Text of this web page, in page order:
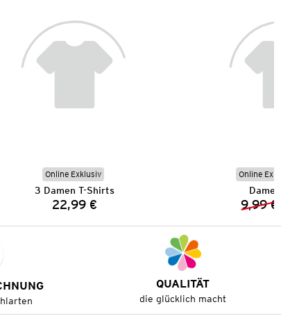
Online Exklusiv
3 Damen T-Shirts
Preis:
22,99 €
Online
9,99 €
QUALITÄT
die glücklich macht